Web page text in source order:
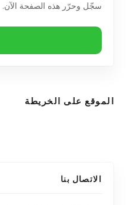
سجّل وحرّر هذه الصفحة الآن.
الموقع على الخريطة
الاتصال بنا